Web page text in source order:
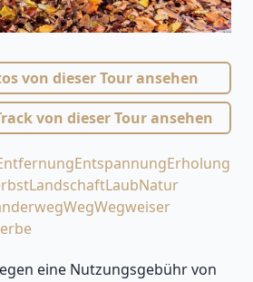
von dieser Tour ansehen
von dieser Tour ansehen
EntspannungErholung
LandschaftLaubNatur
WegWegweiser
eine Nutzungsgebühr von